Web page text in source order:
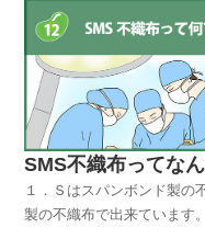
花粉症用に開発されたもの
た不織布がフィルターの役
SMS不織布ってな
１．Ｓはスパンボンド製の
製の不織布で出来ています